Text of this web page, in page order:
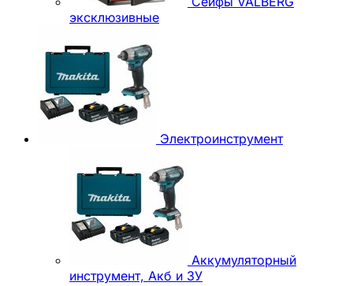
эксклюзивные
Электроинструмент
Аккумуляторный
инструмент, Акб и ЗУ